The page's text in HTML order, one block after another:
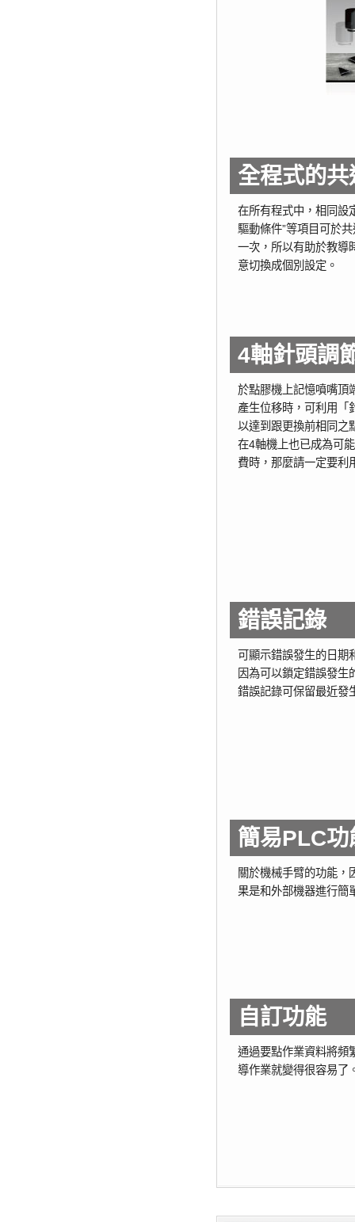
全程式的共
在所有程式中，相同設
驅動條件”等項目可於
一次，所以有助於教導
意切換成個別設定。
4軸針頭調
於點膠機上記憶噴嘴頂
產生位移時，可利用「
以達到跟更換前相同之
在4軸機上也已成為可
費時，那麼請一定要利
錯誤記錄
可顯示錯誤發生的日期
因為可以鎖定錯誤發生
錯誤記錄可保留最近發
簡易PLC功
關於機械手臂的功能，
果是和外部機器進行簡
自訂功能
通過要點作業資料將頻
導作業就變得很容易了